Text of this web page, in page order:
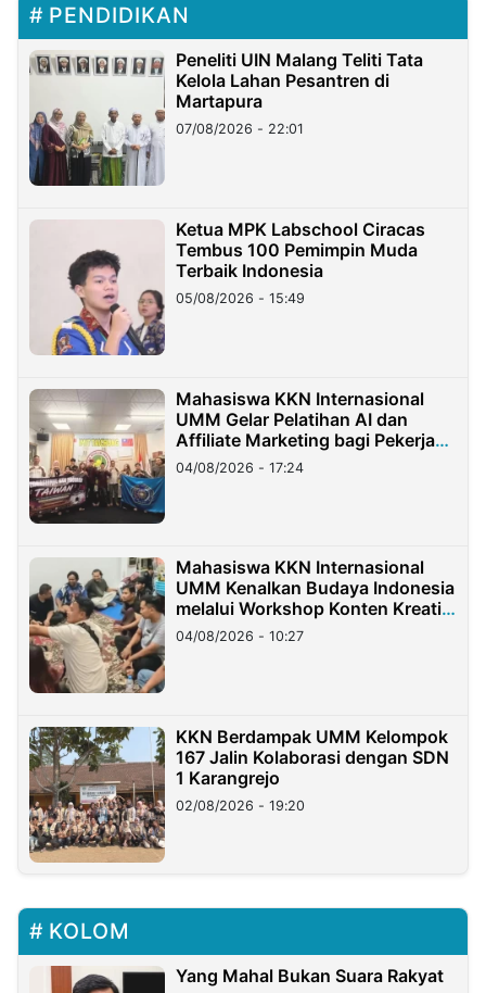
PENDIDIKAN
Peneliti UIN Malang Teliti Tata
Kelola Lahan Pesantren di
Martapura
07/08/2026 - 22:01
Ketua MPK Labschool Ciracas
Tembus 100 Pemimpin Muda
Terbaik Indonesia
05/08/2026 - 15:49
Mahasiswa KKN Internasional
UMM Gelar Pelatihan AI dan
Affiliate Marketing bagi Pekerja
Migran Indonesia di Taiwan
04/08/2026 - 17:24
Mahasiswa KKN Internasional
UMM Kenalkan Budaya Indonesia
melalui Workshop Konten Kreatif
di Taiwan
04/08/2026 - 10:27
KKN Berdampak UMM Kelompok
167 Jalin Kolaborasi dengan SDN
1 Karangrejo
02/08/2026 - 19:20
KOLOM
Yang Mahal Bukan Suara Rakyat